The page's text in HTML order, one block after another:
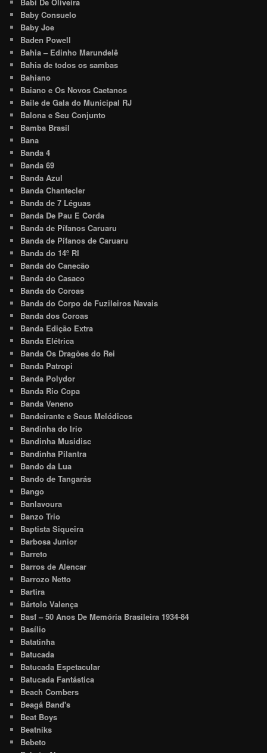
Babi De Oliveira
Baby Consuelo
Baby Joe
Baden Powell
Bahia – Edinho Marundelê
Bahia de todos os sambas
Bahiano
Baiano e Os Novos Caetanos
Baile de Gala do Municipal RJ
Balona e Seu Conjunto
Bamba Brasil
Bana
Banda 4
Banda 69
Banda Azul
Banda Chantecler
Banda de 7 Léguas
Banda De Pau E Corda
Banda de Pífanos Caruaru
Banda de Pífanos de Caruaru
Banda do 14º RI
Banda do Canecão
Banda do Casaco
Banda do Coroas
Banda do Corpo de Fuzileiros Navais
Banda dos Coroas
Banda Edição Extra
Banda Elétrica
Banda Os Dragões do Rei
Banda Patropi
Banda Polydor
Banda Rio Copa
Banda Veneno
Bandeirante e Seus Melódicos
Bandinha do Irio
Bandinha Musidisc
Bandinha Pilantra
Bando da Lua
Bando de Tangarás
Bango
Banlavoura
Banzo Trio
Baptista Siqueira
Barbosa Junior
Barreto
Barros de Alencar
Barrozo Netto
Bartira
Bártolo Valença
Basf – 50 Anos De Memória Brasileira 1934-84
Basílio
Batatinha
Batucada
Batucada Espetacular
Batucada Fantástica
Beach Combers
Beagá Band's
Beat Boys
Beatniks
Bebeto